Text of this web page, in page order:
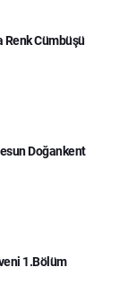
Renk Cümbüşü
Doğankent
1.Bölüm